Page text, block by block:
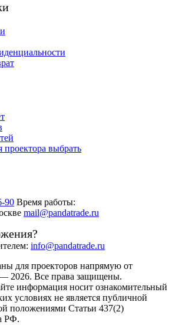
проектора выбрать
90 Время работы:
mail@pandatrade.ru
info@pandatrade.ru
для проекторов напрямую от
2026. Все права защищены.
информация носит ознакомительный
условиях не является публичной
положениями Статьи 437(2)
РФ.